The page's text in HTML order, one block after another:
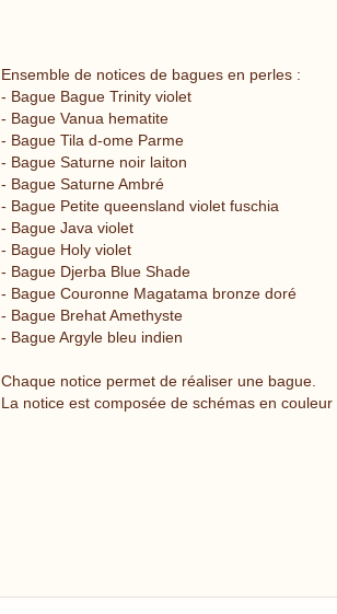
Ensemble de notices de bagues en perles :
- Bague Bague Trinity violet
- Bague Vanua hematite
- Bague Tila d-ome Parme
- Bague Saturne noir laiton
- Bague Saturne Ambré
- Bague Petite queensland violet fuschia
- Bague Java violet
- Bague Holy violet
- Bague Djerba Blue Shade
- Bague Couronne Magatama bronze doré
- Bague Brehat Amethyste
- Bague Argyle bleu indien
Chaque notice permet de réaliser une bague.
La notice est composée de schémas en